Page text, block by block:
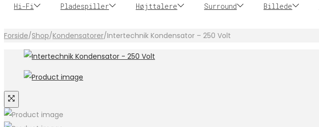
Hi-Fi Pladespiller Højttalere Surround Billede
Forside/Shop/Kondensatorer/Intertechnik Kondensator – 250 Volt